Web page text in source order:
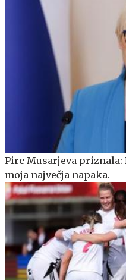
Pirc Musarjeva priznala:
moja največja napaka.